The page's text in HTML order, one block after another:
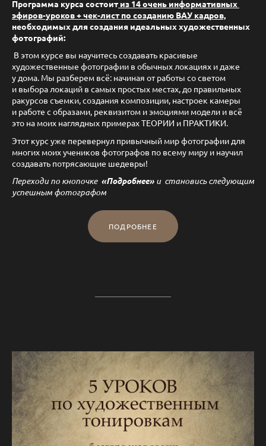
Программа курса состоит из 14 очень информативных
эфиров-уроков + чек-лист по созданию ВАУ кадров,
необходимых для создания идеальных художественных
фотографий:
В этом курсе вы научитесь создавать красивые
художественные фотографии в обычных локациях и даже
у дома. Мы разберем всё: начиная от работы со светом
и выбора локаций в самых простых местах, до правильных
ракурсов съемки, создания композиции, настроек камеры
и работе с образами, реквизитом и эмоциями модели и всё
это на моих наглядных примерах ТЕОРИИ и ПРАКТИКИ.
Этот курс уже перевернул привычный мир фотографии для
многих моих учеников фотографов по всему миру и научил
создавать потрясающие шедевры!
Переходи по кнопочке «Подробнее» и становись следующим
успешным фотографом
ПОДРОБНЕЕ